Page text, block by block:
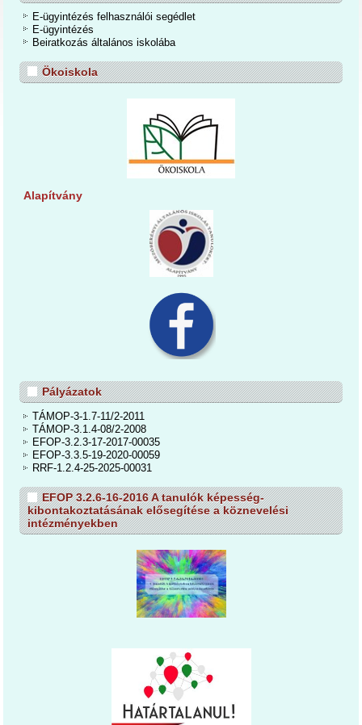
E-ügyintézés felhasználói segédlet
E-ügyintézés
Beiratkozás általános iskolába
Ökoiskola
Alapítvány
Pályázatok
TÁMOP-3-1.7-11/2-2011
TÁMOP-3.1.4-08/2-2008
EFOP-3.2.3-17-2017-00035
EFOP-3.3.5-19-2020-00059
RRF-1.2.4-25-2025-00031
EFOP 3.2.6-16-2016 A tanulók képesség-
kibontakoztatásának elősegítése a köznevelési
intézményekben